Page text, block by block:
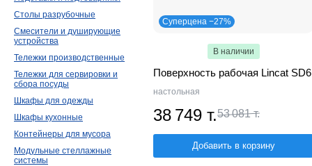
Суперцена −27%
В наличии
Поверхность рабочая Lincat SD6
настольная
38 749 т.53 081 т.
Добавить в корзину
Столы разрубочные
Смесители и душирующие
устройства
Тележки производственные
Тележки для сервировки и
сбора посуды
Шкафы для одежды
Шкафы кухонные
Контейнеры для мусора
Модульные стеллажные
системы